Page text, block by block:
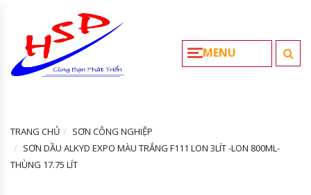
MENU
TRANG CHỦ
SƠN CÔNG NGHIỆP
SƠN DẦU ALKYD EXPO MÀU TRẮNG F111 LON 3LÍT -LON 800ML-
THÙNG 17.75 LÍT